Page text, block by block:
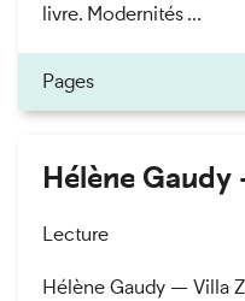
livre. Modernités ...
Pages
Hélène Gaudy
Lecture
Hélène Gaudy — Villa